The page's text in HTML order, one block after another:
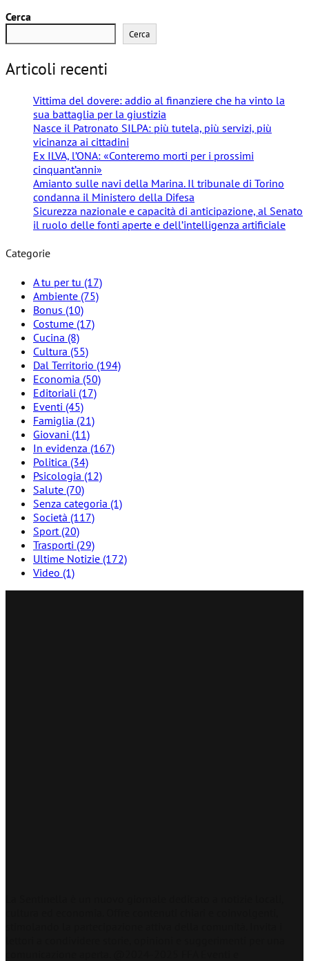
Cerca
Cerca
Articoli recenti
Vittima del dovere: addio al finanziere che ha vinto la
sua battaglia per la giustizia
Nasce il Patronato SILPA: più tutela, più servizi, più
vicinanza ai cittadini
Ex ILVA, l’ONA: «Conteremo morti per i prossimi
cinquant’anni»
Amianto sulle navi della Marina. Il tribunale di Torino
condanna il Ministero della Difesa
Sicurezza nazionale e capacità di anticipazione, al Senato
il ruolo delle fonti aperte e dell’intelligenza artificiale
Categorie
A tu per tu (17)
Ambiente (75)
Bonus (10)
Costume (17)
Cucina (8)
Cultura (55)
Dal Territorio (194)
Economia (50)
Editoriali (17)
Eventi (45)
Famiglia (21)
Giovani (11)
In evidenza (167)
Politica (34)
Psicologia (12)
Salute (70)
Senza categoria (1)
Società (117)
Sport (20)
Trasporti (29)
Ultime Notizie (172)
Video (1)